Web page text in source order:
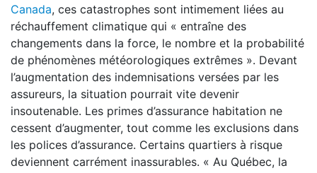
Canada, ces catastrophes sont intimement liées au
réchauffement climatique qui « entraîne des
changements dans la force, le nombre et la probabilité
de phénomènes météorologiques extrêmes ». Devant
l’augmentation des indemnisations versées par les
assureurs, la situation pourrait vite devenir
insoutenable. Les primes d’assurance habitation ne
cessent d’augmenter, tout comme les exclusions dans
les polices d’assurance. Certains quartiers à risque
deviennent carrément inassurables. « Au Québec, la